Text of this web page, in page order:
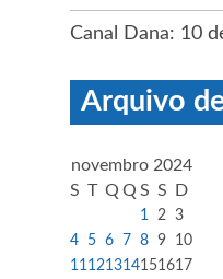
Canal Dana: 10
Arquivo
novembro 2024
S T Q Q S S D
1 2 3
4
5 6 7 8 9
10
11121314151617